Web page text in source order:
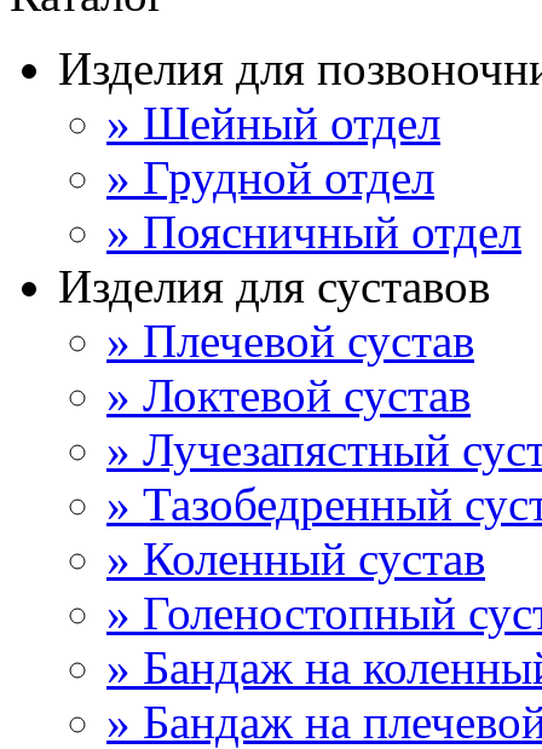
Изделия для
» Шейный отдел
» Грудной отдел
» Поясничный отдел
Изделия для суставов
» Плечевой сустав
» Локтевой сустав
» Лучезапястный
» Тазобедренный
» Коленный сустав
» Голеностопный
» Бандаж на
» Бандаж на